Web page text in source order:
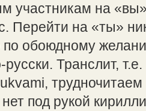
участникам на
Перейти на «ты»
по обоюдному
Транслит,
под рукой